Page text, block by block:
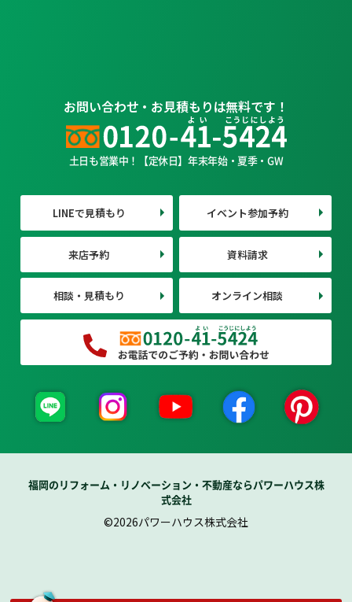
お問い合わせ・お見積もりは無料です！
土日も営業中！【定休日】年末年始・夏季・GW
LINEで見積もり イベント参加予約
来店予約 資料請求
相談・見積もり オンライン相談
福岡のリフォーム・リノベーション・不動産ならパワーハウス株
式会社
©2026パワーハウス株式会社